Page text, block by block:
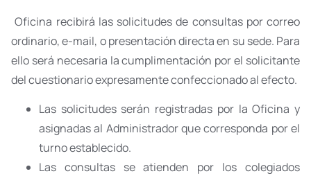
Oficina recibirá las solicitudes de consultas por correo
ordinario, e-mail, o presentación directa en su sede. Para
ello será necesaria la cumplimentación por el solicitante
del cuestionario expresamente confeccionado al efecto.
Las solicitudes serán registradas por la Oficina y
asignadas al Administrador que corresponda por el
turno establecido.
Las consultas se atienden por los colegiados